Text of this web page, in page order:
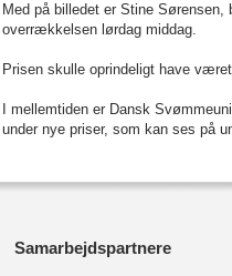
Med på billedet er Stine
overrækkelsen lørdag middag.
Prisen skulle oprindeligt have
I mellemtiden er Dansk
under nye priser, som kan ses på
Samarbejdspartnere